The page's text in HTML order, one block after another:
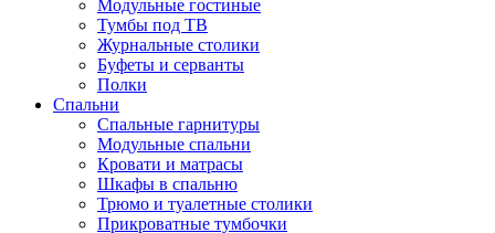
Модульные гостиные
Тумбы под ТВ
Журнальные столики
Буфеты и серванты
Полки
Спальни
Спальные гарнитуры
Модульные спальни
Кровати и матрасы
Шкафы в спальню
Трюмо и туалетные столики
Прикроватные тумбочки